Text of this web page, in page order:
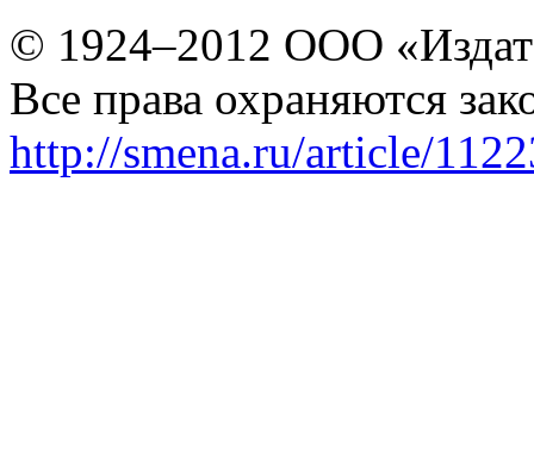
© 1924–2012 ООО
Все права охраняются
http://smena.ru/article/